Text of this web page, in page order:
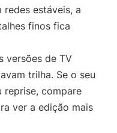
estáveis, a
finos fica
versões de TV
trilha. Se o seu
compare
ver a edição mais